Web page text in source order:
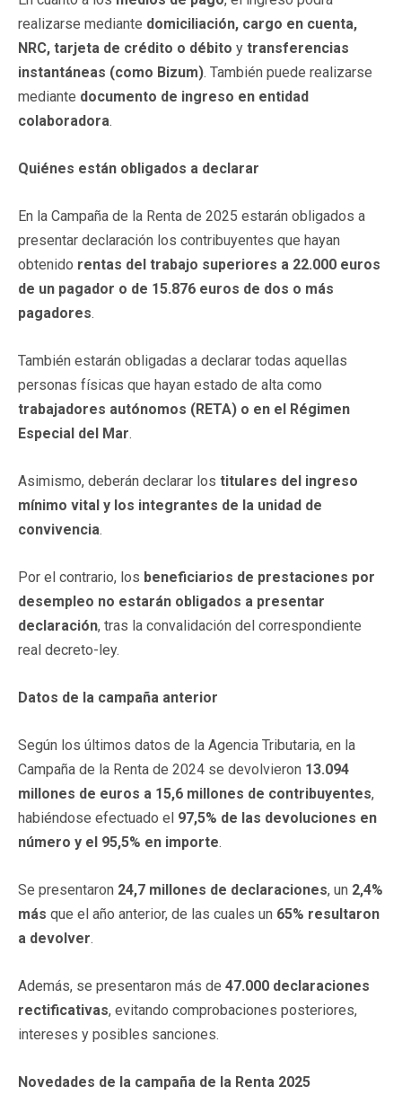
realizarse mediante domiciliación, cargo en cuenta,
NRC, tarjeta de crédito o débito y transferencias
instantáneas (como Bizum). También puede realizarse
mediante documento de ingreso en entidad
colaboradora.
Quiénes están obligados a declarar
En la Campaña de la Renta de 2025 estarán obligados a
presentar declaración los contribuyentes que hayan
obtenido rentas del trabajo superiores a 22.000 euros
de un pagador o de 15.876 euros de dos o más
pagadores.
También estarán obligadas a declarar todas aquellas
personas físicas que hayan estado de alta como
trabajadores autónomos (RETA) o en el Régimen
Especial del Mar.
Asimismo, deberán declarar los titulares del ingreso
mínimo vital y los integrantes de la unidad de
convivencia.
Por el contrario, los beneficiarios de prestaciones por
desempleo no estarán obligados a presentar
declaración, tras la convalidación del correspondiente
real decreto-ley.
Datos de la campaña anterior
Según los últimos datos de la Agencia Tributaria, en la
Campaña de la Renta de 2024 se devolvieron 13.094
millones de euros a 15,6 millones de contribuyentes,
habiéndose efectuado el 97,5% de las devoluciones en
número y el 95,5% en importe.
Se presentaron 24,7 millones de declaraciones, un 2,4%
más que el año anterior, de las cuales un 65% resultaron
a devolver.
Además, se presentaron más de 47.000 declaraciones
rectificativas, evitando comprobaciones posteriores,
intereses y posibles sanciones.
Novedades de la campaña de la Renta 2025